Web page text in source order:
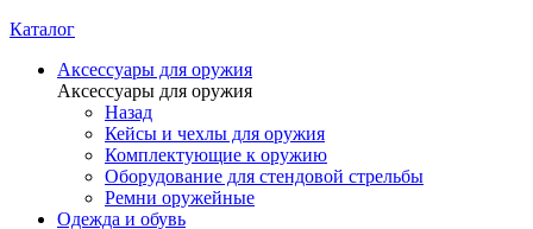
Каталог
Аксессуары для оружия
Аксессуары для оружия
Назад
Кейсы и чехлы для оружия
Комплектующие к оружию
Оборудование для стендовой стрельбы
Ремни оружейные
Одежда и обувь